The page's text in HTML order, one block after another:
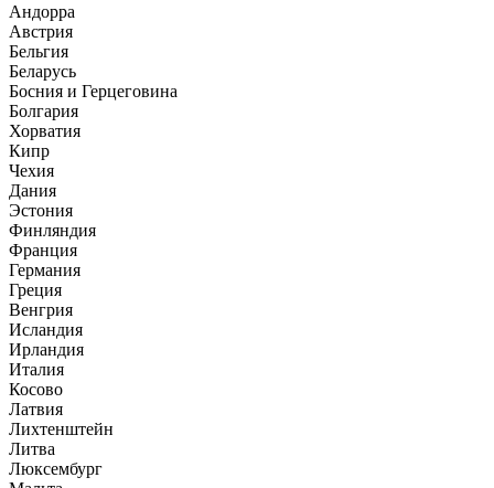
Андорра
Австрия
Бельгия
Беларусь
Босния и Герцеговина
Болгария
Хорватия
Кипр
Чехия
Дания
Эстония
Финляндия
Франция
Германия
Греция
Венгрия
Исландия
Ирландия
Италия
Косово
Латвия
Лихтенштейн
Литва
Люксембург